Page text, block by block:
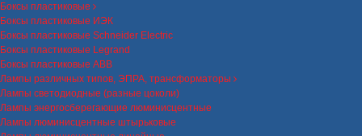
Боксы пластиковые
Боксы пластиковые ИЭК
Боксы пластиковые Schneider Electric
Боксы пластиковые Legrand
Боксы пластиковые ABB
Лампы различных типов, ЭПРА, трансформаторы
Лампы светодиодные (разные цоколи)
Лампы энергосберегающие люминисцентные
Лампы люминисцентные штырьковые